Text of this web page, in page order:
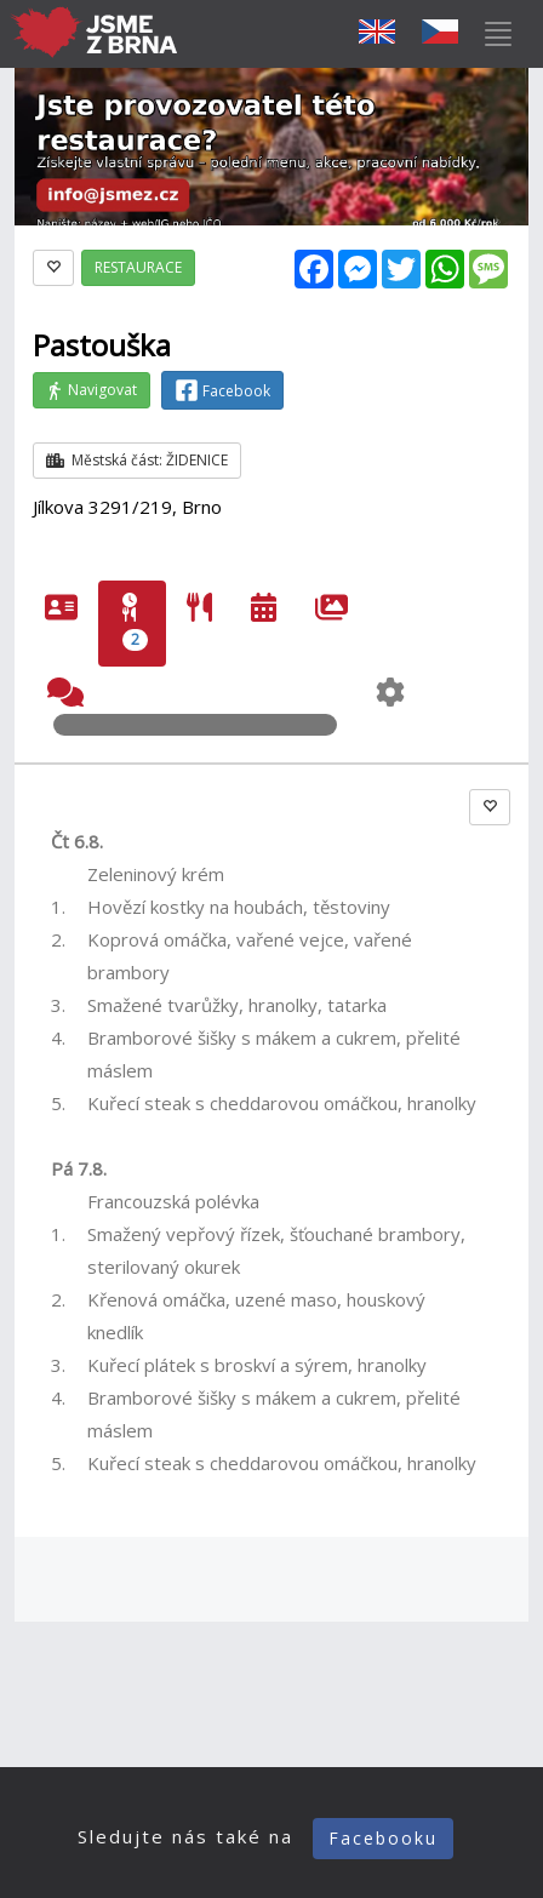
FacebookMessenger
Twitter
RESTAURACE
Pastouška
Navigovat Facebook
Městská část: ŽIDENICE
Jílkova 3291/219, Brno
2
Čt 6.8.
Zeleninový krém
1.
Hovězí kostky na houbách, těstoviny
2.
Koprová omáčka, vařené vejce, vařené
brambory
3.
Smažené tvarůžky, hranolky, tatarka
4.
Bramborové šišky s mákem a cukrem, přelité
máslem
5.
Kuřecí steak s cheddarovou omáčkou, hranolky
Pá 7.8.
Francouzská polévka
1.
Smažený vepřový řízek, šťouchané brambory,
sterilovaný okurek
2.
Křenová omáčka, uzené maso, houskový
knedlík
3.
Kuřecí plátek s broskví a sýrem, hranolky
4.
Bramborové šišky s mákem a cukrem, přelité
máslem
5.
Kuřecí steak s cheddarovou omáčkou, hranolky
Sledujte nás také na Facebooku